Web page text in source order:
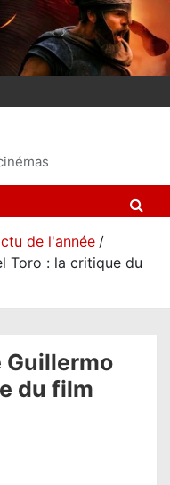
de l'année
Toro : la critique du
Guillermo
du film